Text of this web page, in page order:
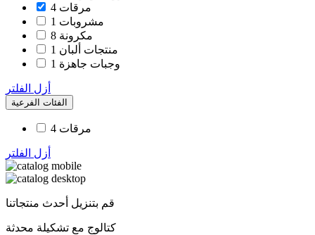
مرقات 4
مشروبات 1
مكرونة 8
منتجات ألبان 1
وجبات جاهزة 1
أزل الفلتر
الفئات الفرعية
مرقات 4
أزل الفلتر
قم بتنزيل أحدث منتجاتنا
كتالوج مع تشكيلة محدثة